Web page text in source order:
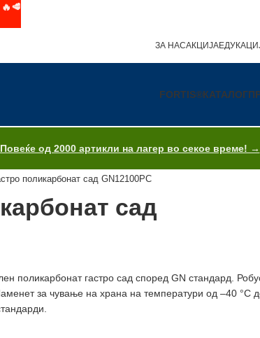
ЗА НАСАКЦИЈА
FORTIS®КАТАЛОГ
Повеќе од 2000 артикли на лагер во секое време! →
поликарбонат сад GN12100PC
сад
поликарбонат гастро сад според GN стандард.
за чување на храна на температури од –40 °C